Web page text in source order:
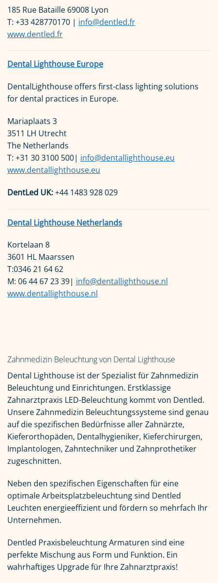
185 Rue Bataille 69008 Lyon
T: +33 428770170 | info@dentled.fr
www.dentled.fr
Dental Lighthouse Europe
DentalLighthouse offers first-class lighting solutions
for dental practices in Europe.
Mariaplaats 3
3511 LH Utrecht
The Netherlands
T: +31 30 3100 500| info@dentallighthouse.eu
www.dentallighthouse.eu
DentLed UK:+44 1483 928 029
Dental Lighthouse Netherlands
Kortelaan 8
3601 HL Maarssen
T:0346 21 64 62
M: 06 44 67 23 39| info@dentallighthouse.nl
www.dentallighthouse.nl
Zahnmedizin Beleuchtung von Dental Lighthouse
Dental Lighthouse ist der Spezialist für Zahnmedizin
Beleuchtung und Einrichtungen. Erstklassige
Zahnarztpraxis LED-Beleuchtung kommt von Dentled.
Unsere Zahnmedizin Beleuchtungssysteme sind genau
auf die spezifischen Bedürfnisse aller Zahnärzte,
Kieferorthopäden, Dentalhygieniker, Kieferchirurgen,
Implantologen, Zahntechniker und Zahnprothetiker
zugeschnitten.
Neben den spezifischen Eigenschaften für eine
optimale Arbeitsplatzbeleuchtung sind Dentled
Leuchten energieeffizient und fördern so mehrfach Ihr
Unternehmen.
Dentled Praxisbeleuchtung Armaturen sind eine
perfekte Mischung aus Form und Funktion. Ein
wahrhaftiges Upgrade für Ihre Zahnarztpraxis!